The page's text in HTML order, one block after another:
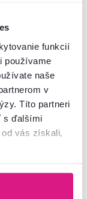
funkcií
používame
naše
v
Títo partneri
s ďalšími
vás získali,